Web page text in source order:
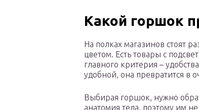
Какой горшок
На полках магазинов стоят
цветом. Есть товары с
главного критерия –
удобной, она превратится в
Выбирая горшок, нужно
анатомия тела, поэтому им